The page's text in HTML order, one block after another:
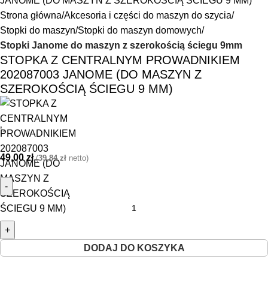
Strona główna Akcesoria i części do maszyn do szycia
Stopki do maszyn Stopki do maszyn domowych
Stopki Janome do maszyn z szerokością ściegu 9mm
STOPKA Z CENTRALNYM PROWADNIKIEM
202087003 JANOME (DO MASZYN Z
SZEROKOŚCIĄ ŚCIEGU 9 MM)
’-
49,00zł (39,84zł netto)
DODAJ DO KOSZYKA